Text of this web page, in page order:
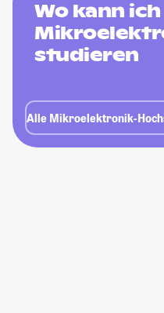
Wo kann ich
studieren
Alle Mikroelektronik-